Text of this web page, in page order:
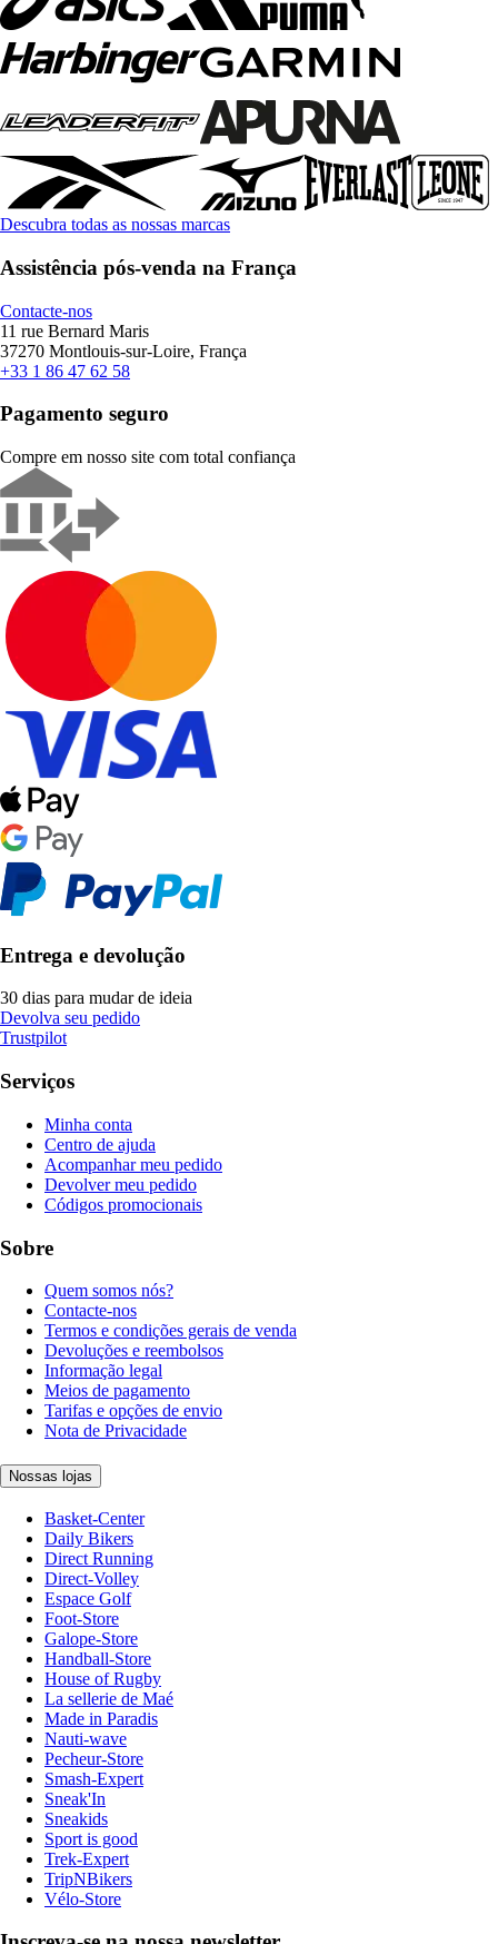
Descubra todas as nossas marcas
Assistência pós-venda na França
Contacte-nos
11 rue Bernard Maris
37270 Montlouis-sur-Loire, França
+33 1 86 47 62 58
Pagamento seguro
Compre em nosso site com total confiança
Entrega e devolução
30 dias para mudar de ideia
Devolva seu pedido
Trustpilot
Serviços
Minha conta
Centro de ajuda
Acompanhar meu pedido
Devolver meu pedido
Códigos promocionais
Sobre
Quem somos nós?
Contacte-nos
Termos e condições gerais de venda
Devoluções e reembolsos
Informação legal
Meios de pagamento
Tarifas e opções de envio
Nota de Privacidade
Nossas lojas
Basket-Center
Daily Bikers
Direct Running
Direct-Volley
Espace Golf
Foot-Store
Galope-Store
Handball-Store
House of Rugby
La sellerie de Maé
Made in Paradis
Nauti-wave
Pecheur-Store
Smash-Expert
Sneak'In
Sneakids
Sport is good
Trek-Expert
TripNBikers
Vélo-Store